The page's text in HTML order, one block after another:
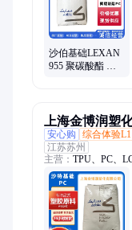
沙伯基础LEXAN
955 聚碳酸酯 高
上海金博润塑
安心购
综合体验L1
江苏苏州
主营： TPU、PC、
TPEE、PTFE、
PBT、COC、PPS
德国巴斯夫、日本